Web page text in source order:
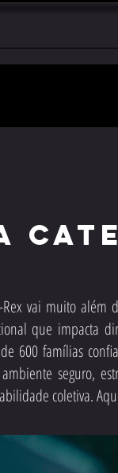
vai muito além
que impacta
600 famílias
seguro,
coletiva.